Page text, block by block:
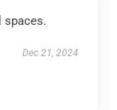
spaces.
Dec 21, 2024